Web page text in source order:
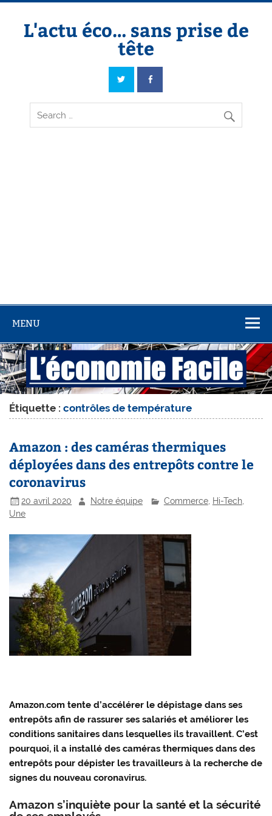
Skip
contentL'actu éco… sans prise de
tête
L'actu éco… sans prise de tête
MENU
Étiquette :contrôles de température
Amazon : des caméras thermiques
déployées dans des entrepôts contre le
coronavirus
20 avril 2020 Notre équipe Commerce, Hi-Tech,
Une
Amazon.com tente d’accélérer le dépistage dans ses
entrepôts afin de rassurer ses salariés et améliorer les
conditions sanitaires dans lesquelles ils travaillent. C’est
pourquoi, il a installé des caméras thermiques dans des
entrepôts pour dépister les travailleurs à la recherche de
signes du nouveau coronavirus.
Amazon s’inquiète pour la santé et la sécurité